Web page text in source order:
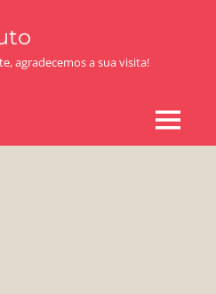
agradecemos a sua visita!
MENU